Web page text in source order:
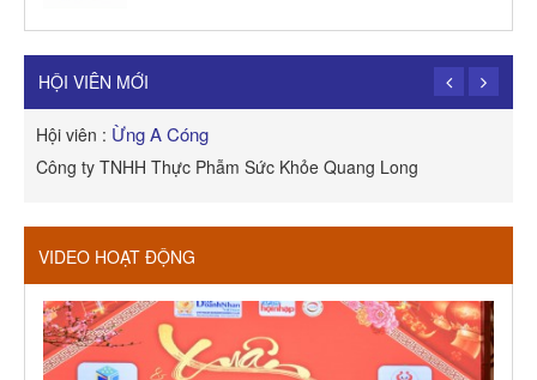
Công Ty TNHH Dịch vụ Cuộc Sống Hạnh Phúc
HỘI VIÊN MỚI
Hội viên : Ừng A Cóng
Công ty TNHH Thực Phẫm Sức Khỏe Quang Long
VIDEO HOẠT ĐỘNG